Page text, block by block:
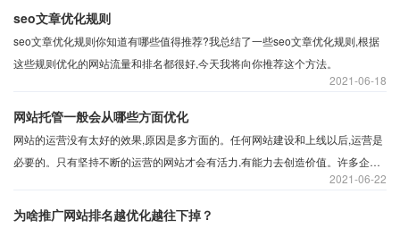
06-18
2021
seo文章优化规则
seo文章优化规则你知道有哪些值得推荐?我总结了一些seo文章优化规则,根据
这些规则优化的网站流量和排名都很好,今天我将向你推荐这个方法。
06-22
2021
网站托管一般会从哪些方面优化
网站的运营没有太好的效果,原因是多方面的。任何网站建设和上线以后,运营是
必要的。只有坚持不断的运营的网站才会有活力,有能力去创造价值。许多企业
在建立一个网站以后,由于各种因素的限制,没有得到想要的运营效果,网站没有带
来真正的价值。所以网站托管是个不错的选择,网站托管将遵从一下几点管理。
为啥推广网站排名越优化越往下掉？